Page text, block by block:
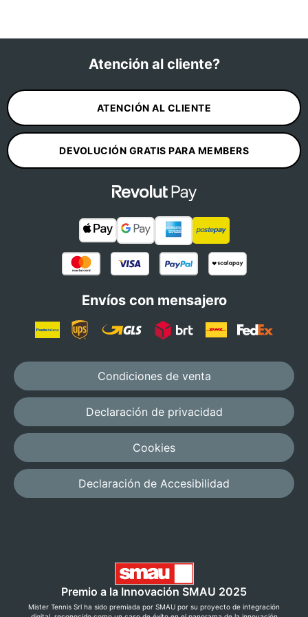
Atención al cliente?
ATENCIÓN AL CLIENTE
DEVOLUCIÓN GRATIS PARA MEMBERS
Envíos con mensajero
Condiciones de venta
Declaración de privacidad
Cookies
Declaración de Accesibilidad
Premio a la Innovación SMAU 2025
Mister Tennis Srl ha sido premiada por SMAU por su proyecto de integración